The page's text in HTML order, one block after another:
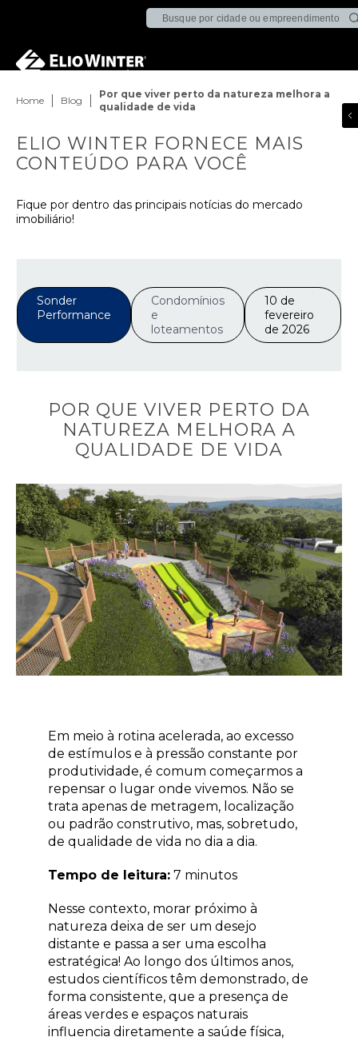
Home Blog
Por que viver perto da natureza melhora a
qualidade de vida
ELIO WINTER FORNECE MAIS
CONTEÚDO PARA VOCÊ
Fique por dentro das principais notícias do mercado
imobiliário!
Sonder
Performance
Condomínios
e
loteamentos
10 de
fevereiro
de 2026
POR QUE VIVER PERTO DA
NATUREZA MELHORA A
QUALIDADE DE VIDA
Em meio à rotina acelerada, ao excesso
de estímulos e à pressão constante por
produtividade, é comum começarmos a
repensar o lugar onde vivemos. Não se
trata apenas de metragem, localização
ou padrão construtivo, mas, sobretudo,
de qualidade de vida no dia a dia.
Tempo de leitura: 7 minutos
Nesse contexto, morar próximo à
natureza deixa de ser um desejo
distante e passa a ser uma escolha
estratégica! Ao longo dos últimos anos,
estudos científicos têm demonstrado, de
forma consistente, que a presença de
áreas verdes e espaços naturais
influencia diretamente a saúde física,